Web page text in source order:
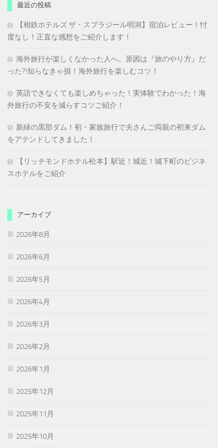
最近の投稿
【相鉄ホテルズ ザ・スプラジール明洞】宿泊レビュー！忖
度なし！正直な感想をご紹介します！
海外旅行が楽しくなかった人へ。原因は『旅のやり方』だ
った?!知らなきゃ損！海外旅行を楽しむコツ！
英語できなくても楽しめちゃった！実体験でわかった！海
外旅行の不安を減らすコツご紹介！
新緑の黒部ダム！初・家族旅行で夫さんご両親の初来ダム
をアテンドしてきました！
【リッチモンドホテル松本】駅近！城近！城下町のビジネ
スホテルをご紹介
アーカイブ
2026年8月
2026年6月
2026年5月
2026年4月
2026年3月
2026年2月
2026年1月
2025年12月
2025年11月
2025年10月